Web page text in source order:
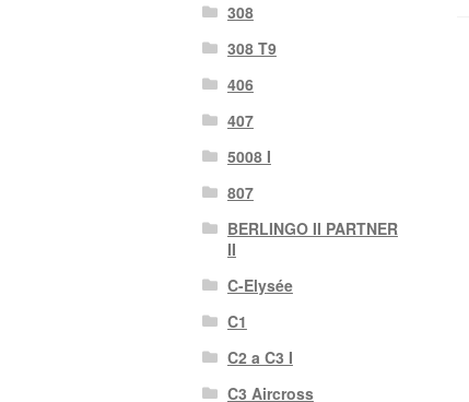
308
308 T9
406
407
5008 I
807
BERLINGO II PARTNER
II
C-Elysée
C1
C2 a C3 I
C3 Aircross